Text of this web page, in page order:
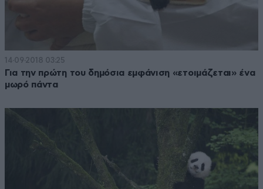
14·09·2018 03:25
Για την πρώτη του δημόσια εμφάνιση «ετοιμάζεται» ένα
μωρό πάντα